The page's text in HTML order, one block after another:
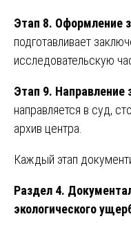
Этап 8. Оформление
подготавливает
исследовательскую
Этап 9. Направление
направляется в суд,
архив центра.
Каждый этап
Раздел 4.
экологического